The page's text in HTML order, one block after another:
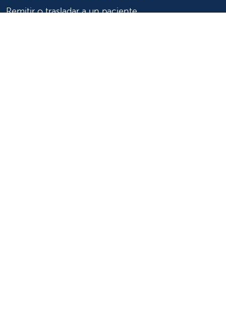
Remitir o trasladar a un paciente